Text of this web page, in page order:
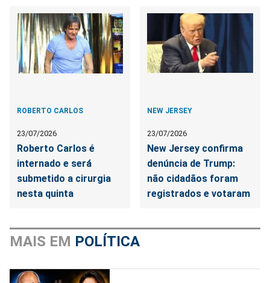
ROBERTO CARLOS
23/07/2026
Roberto Carlos é
internado e será
submetido a cirurgia
nesta quinta
NEW JERSEY
23/07/2026
New Jersey confirma
denúncia de Trump:
não cidadãos foram
registrados e votaram
MAIS EM POLÍTICA